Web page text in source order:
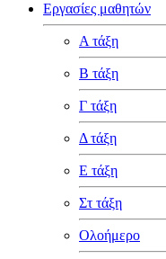
Εργασίες μαθητών
Α τάξη
Β τάξη
Γ τάξη
Δ τάξη
Ε τάξη
Στ τάξη
Ολοήμερο